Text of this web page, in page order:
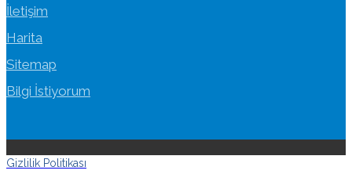
İletişim
Harita
Sitemap
Bilgi İstiyorum
Gizlilik Politikası